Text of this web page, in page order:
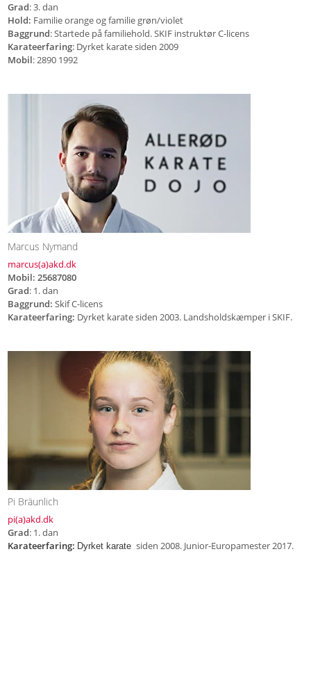
Grad: 3. dan
Hold: Familie orange og familie grøn/violet
Baggrund: Startede på familiehold. SKIF instruktør C-licens
Karateerfaring: Dyrket karate siden 2009
Mobil: 2890 1992
Marcus Nymand
marcus(a)akd.dk
Mobil: 25687080
Grad: 1. dan
Baggrund: Skif C-licens
Karateerfaring: Dyrket karate siden 2003. Landsholdskæmper i SKIF.
Pi Bräunlich
pi(a)akd.dk
Grad: 1. dan
Karateerfaring: Dyrket karate siden 2008. Junior-Europamester 2017.